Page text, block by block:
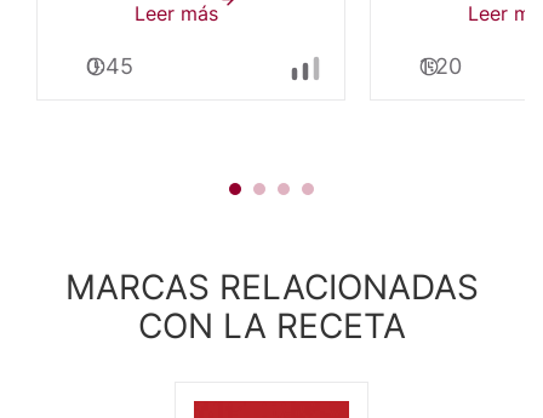
Leer más sobre
KITKAT®
0:45
Leer
1:20
MARCAS RELACIONADAS
CON LA RECETA